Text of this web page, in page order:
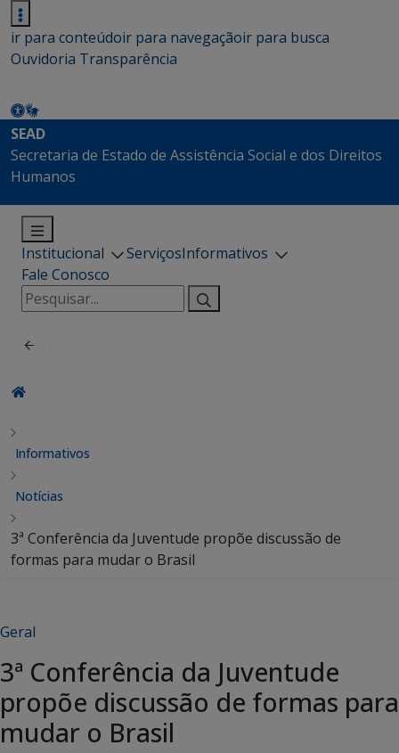
ir para conteúdoir para navegaçãoir para busca
Ouvidoria Transparência
SEAD
Secretaria de Estado de Assistência Social e dos Direitos
Humanos
Institucional ServiçosInformativos
Fale Conosco
Pesquisar
por:
Informativos
Notícias
3ª Conferência da Juventude propõe discussão de
formas para mudar o Brasil
Geral
3ª Conferência da Juventude
propõe discussão de formas para
mudar o Brasil